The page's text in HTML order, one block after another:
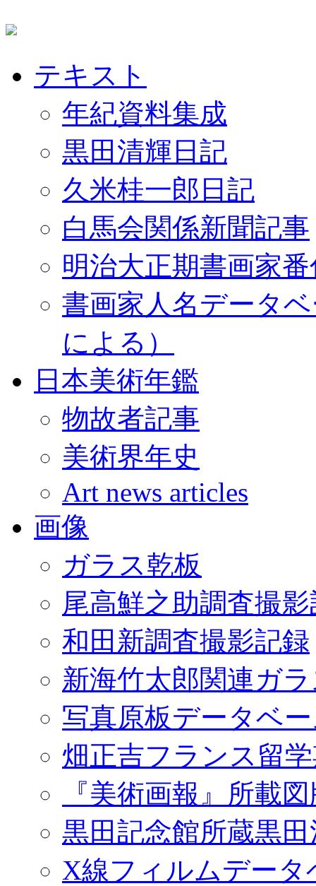
テキスト
年紀資料集成
黒田清輝日記
久米桂一郎日記
白馬会関係新聞記事
明治大正期書画家
書画家人名データ
による）
日本美術年鑑
物故者記事
美術界年史
Art news articles
画像
ガラス乾板
尾高鮮之助調査撮
和田新調査撮影記録
新海竹太郎関連ガ
写真原板データベ
畑正吉フランス留
『美術画報』所載
黒田記念館所蔵黒
X線フィルムデータ